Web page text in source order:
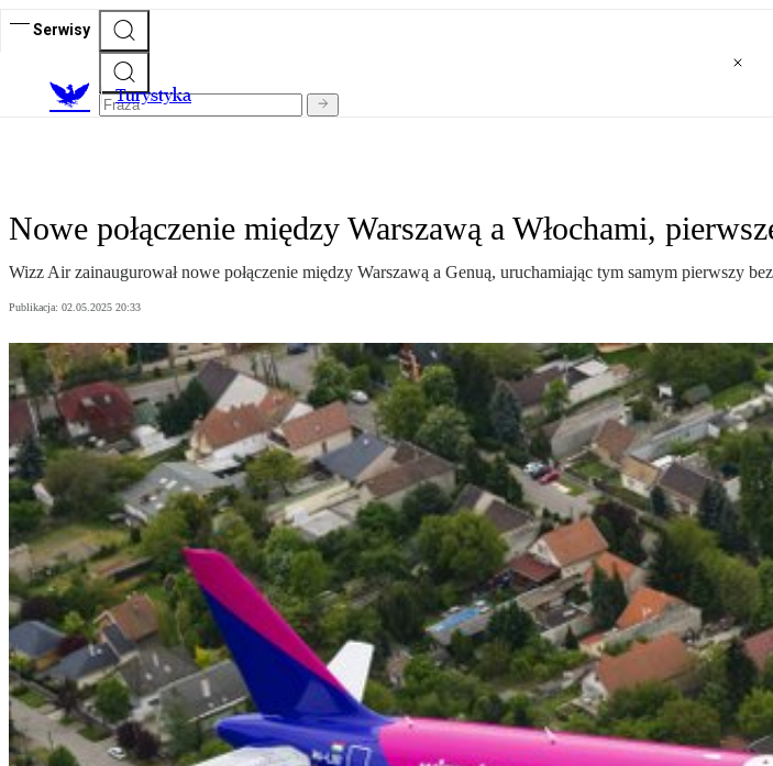
Serwisy
Turystyka
Nowe połączenie między Warszawą a Włochami,
Wizz Air zainaugurował nowe połączenie między Warszawą a Genuą, uruchamiając tym samym pierwszy
Publikacja: 02.05.2025 20:33